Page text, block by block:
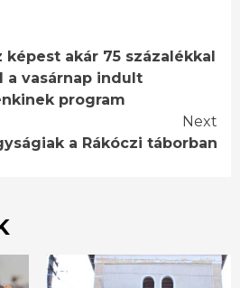
akár 75 százalékkal
a vasárnap indult
program
Next
a Rákóczi táborban